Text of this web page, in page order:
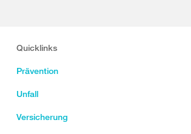
Quicklinks
Prävention
Unfall
Versicherung